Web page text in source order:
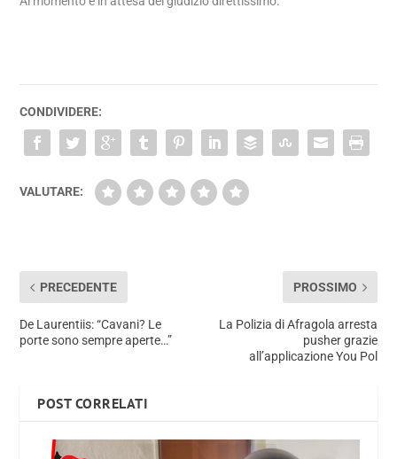
CONDIVIDERE:
VALUTARE:
PRECEDENTE
De Laurentiis: “Cavani? Le
porte sono sempre aperte…”
PROSSIMO
La Polizia di Afragola arresta
pusher grazie
all’applicazione You Pol
POST CORRELATI